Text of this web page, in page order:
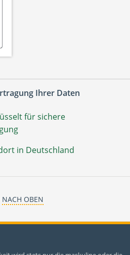
Ihrer Daten
für sichere
in Deutschland
NACH OBEN